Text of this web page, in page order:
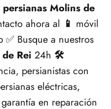
Molins de
ahora al 📱 móvil
Busque a nuestros
Rei 24h 🛠️
persianistas con
eléctricas,
en reparación